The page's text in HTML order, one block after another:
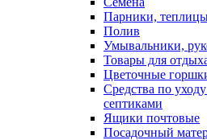
Парники,
Полив
Умывальники,
Товары для
Цветочные
Средства по
септиками
Ящики почтовые
Посадочный